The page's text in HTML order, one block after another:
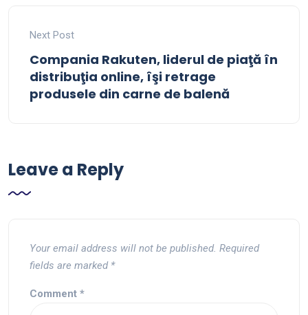
Next Post
Compania Rakuten, liderul de piaţă în
distribuţia online, îşi retrage
produsele din carne de balenă
Leave a Reply
Your email address will not be published. Required
fields are marked *
Comment *